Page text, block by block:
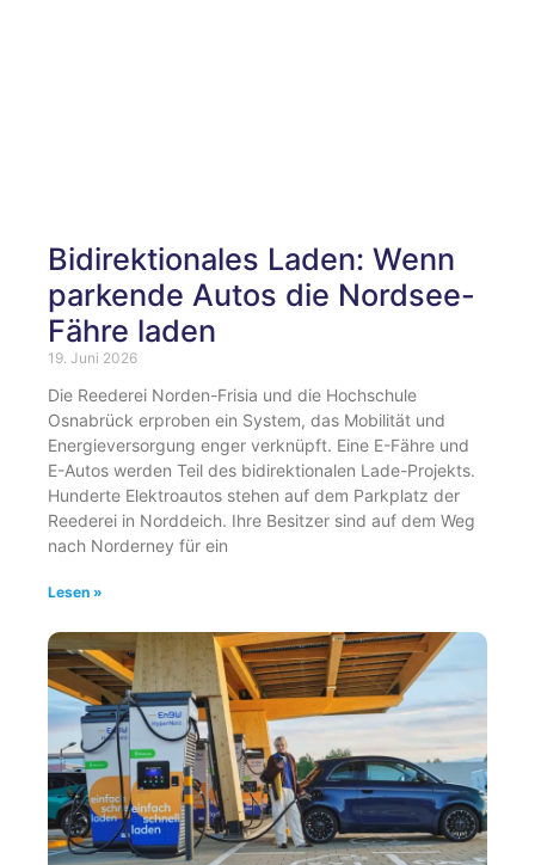
Bidirektionales Laden: Wenn
parkende Autos die Nordsee-
Fähre laden
19. Juni 2026
Die Reederei Norden-Frisia und die Hochschule
Osnabrück erproben ein System, das Mobilität und
Energieversorgung enger verknüpft. Eine E-Fähre und
E-Autos werden Teil des bidirektionalen Lade-Projekts.
Hunderte Elektroautos stehen auf dem Parkplatz der
Reederei in Norddeich. Ihre Besitzer sind auf dem Weg
nach Norderney für ein
Lesen »